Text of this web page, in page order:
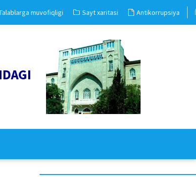
muvofiqligi Sayt xaritasi Antikorrupsiya